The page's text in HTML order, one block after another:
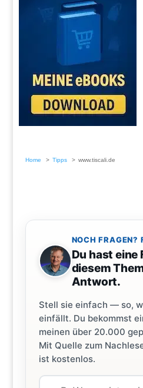
Home Tipps www.tiscali.de
NOCH FRAGEN?
Du hast eine
diesem
Antwort.
Stell sie einfach — so,
einfällt. Du bekommst
meinen über 20.000
Mit Quelle zum
ist kostenlos.